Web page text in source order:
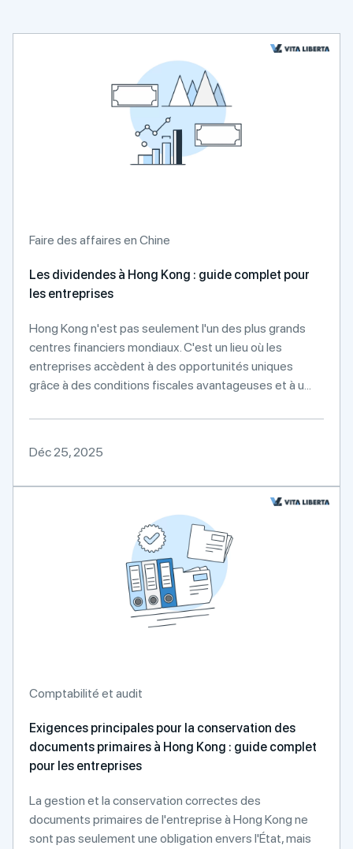
Faire des affaires en Chine
Les dividendes à Hong Kong : guide complet pour
les entreprises
Hong Kong n'est pas seulement l'un des plus grands
centres financiers mondiaux. C'est un lieu où les
entreprises accèdent à des opportunités uniques
grâce à des conditions fiscales avantageuses et à u...
Déc 25, 2025
Comptabilité et audit
Exigences principales pour la conservation des
documents primaires à Hong Kong : guide complet
pour les entreprises
La gestion et la conservation correctes des
documents primaires de l'entreprise à Hong Kong ne
sont pas seulement une obligation envers l'État, mais